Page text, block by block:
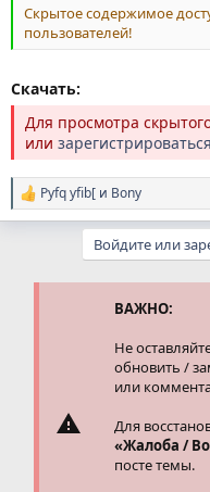
Скрытое содержимое
пользователей!
Скачать:
Для просмотра
или зарегистрироваться
Р
е
Pyfq yfib[ и Bony
Войдите или
ВАЖНО:
Не
обновить /
или
Для
«Жалоба /
посте темы.